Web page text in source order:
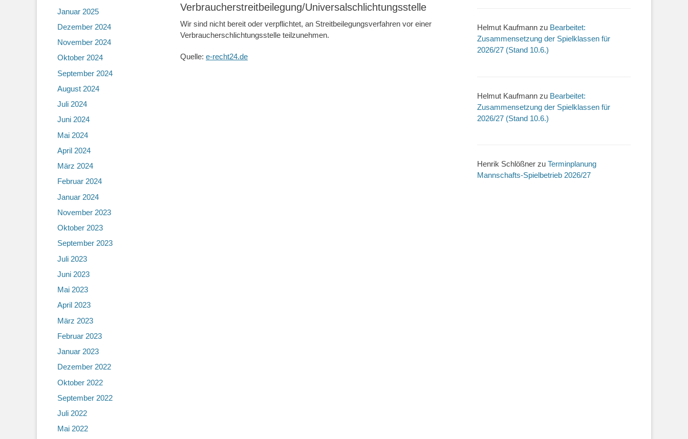
Verbraucher­streit­beilegung/Universal­schlichtungs­stelle
Wir sind nicht bereit oder verpflichtet, an Streitbeilegungsverfahren vor einer
Verbraucherschlichtungsstelle teilzunehmen.
Quelle: e-recht24.de
Helmut Kaufmann zu Bearbeitet:
Zusammensetzung der Spielklassen für
2026/27 (Stand 10.6.)
Helmut Kaufmann zu Bearbeitet:
Zusammensetzung der Spielklassen für
2026/27 (Stand 10.6.)
Henrik Schlößner zu Terminplanung
Mannschafts-Spielbetrieb 2026/27
Januar 2025
Dezember 2024
November 2024
Oktober 2024
September 2024
August 2024
Juli 2024
Juni 2024
Mai 2024
April 2024
März 2024
Februar 2024
Januar 2024
November 2023
Oktober 2023
September 2023
Juli 2023
Juni 2023
Mai 2023
April 2023
März 2023
Februar 2023
Januar 2023
Dezember 2022
Oktober 2022
September 2022
Juli 2022
Mai 2022